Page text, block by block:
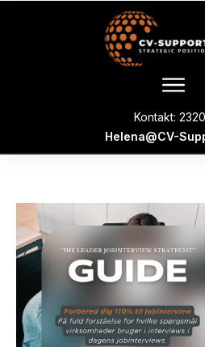
Kontakt:
Helena@CV-